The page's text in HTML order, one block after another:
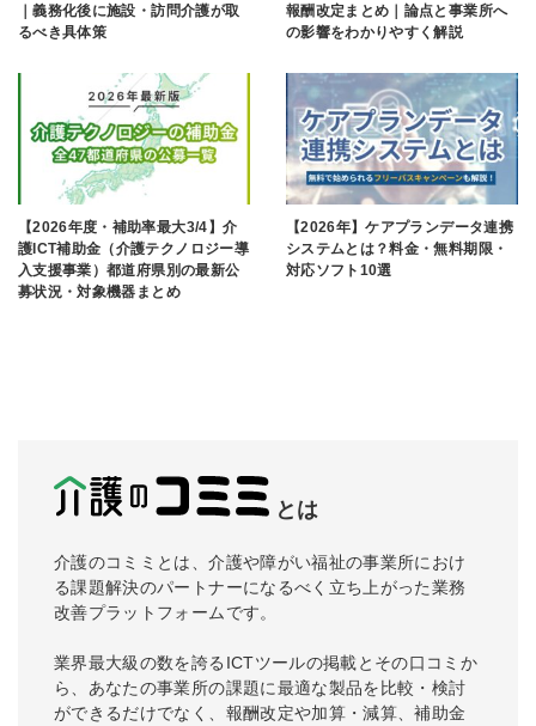
｜義務化後に施設・訪問介護が取
るべき具体策
報酬改定まとめ｜論点と事業所へ
の影響をわかりやすく解説
【2026年度・補助率最大3/4】介
護ICT補助金（介護テクノロジー導
入支援事業）都道府県別の最新公
募状況・対象機器まとめ
【2026年】ケアプランデータ連携
システムとは？料金・無料期限・
対応ソフト10選
とは
介護のコミミとは、介護や障がい福祉の事業所におけ
る課題解決のパートナーになるべく立ち上がった業務
改善プラットフォームです。
業界最大級の数を誇るICTツールの掲載とその口コミか
ら、あなたの事業所の課題に最適な製品を比較・検討
ができるだけでなく、報酬改定や加算・減算、補助金